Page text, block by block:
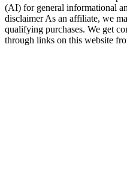
(AI) for general informational
disclaimer As an affiliate, we
qualifying purchases. We get
through links on this website